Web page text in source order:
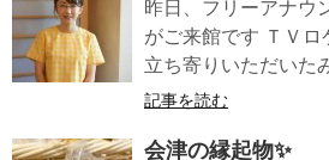
昨日、フリーアナウ
がご来館です ＴＶ
立ち寄りいただいた
記事を読む
会津の縁起物✨️